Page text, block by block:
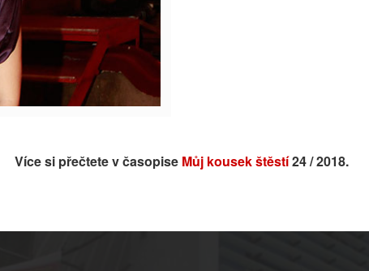
Více si přečtete v časopise Můj kousek štěstí24 / 2018.